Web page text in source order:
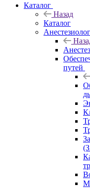
Каталог
Назад
Каталог
путей